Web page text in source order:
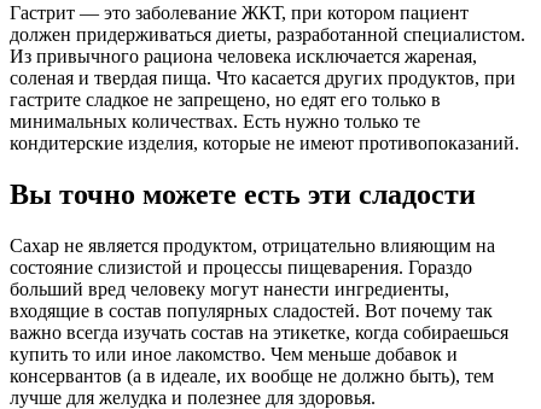
Гастрит — это заболевание ЖКТ, при котором пациент
должен придерживаться диеты, разработанной специалистом.
Из привычного рациона человека исключается жареная,
соленая и твердая пища. Что касается других продуктов, при
гастрите сладкое не запрещено, но едят его только в
минимальных количествах. Есть нужно только те
кондитерские изделия, которые не имеют противопоказаний.
Вы точно можете есть эти сладости
Сахар не является продуктом, отрицательно влияющим на
состояние слизистой и процессы пищеварения. Гораздо
больший вред человеку могут нанести ингредиенты,
входящие в состав популярных сладостей. Вот почему так
важно всегда изучать состав на этикетке, когда собираешься
купить то или иное лакомство. Чем меньше добавок и
консервантов (а в идеале, их вообще не должно быть), тем
лучше для желудка и полезнее для здоровья.